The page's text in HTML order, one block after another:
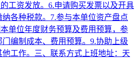
工资发放。6.申请购买发票以及开具
各种税款。7.参与本单位资产盘点
单位年度财务预算及费用预算，参
编制成本、费用预算。9.协助上级
工作。三、联系方式上班地址：天